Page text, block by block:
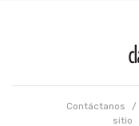
Contáctanos /
sitio